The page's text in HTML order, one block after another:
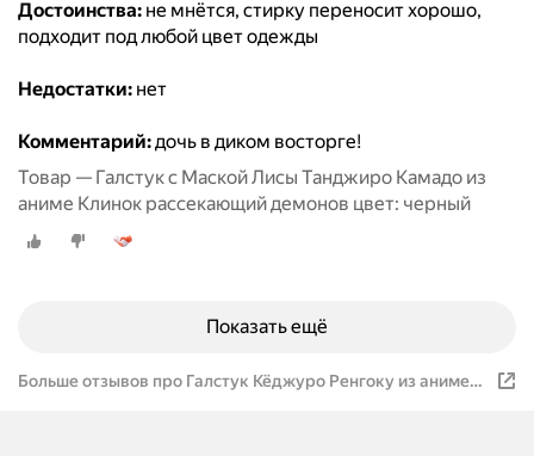
Достоинства: не мнётся, стирку переносит хорошо,
подходит под любой цвет одежды
Недостатки: нет
Комментарий:дочь в диком восторге!
Товар — Галстук с Маской Лисы Танджиро Камадо из
аниме Клинок рассекающий демонов цвет: черный
Показать ещё
Больше отзывов про Галстук Кёджуро Ренгоку из аниме